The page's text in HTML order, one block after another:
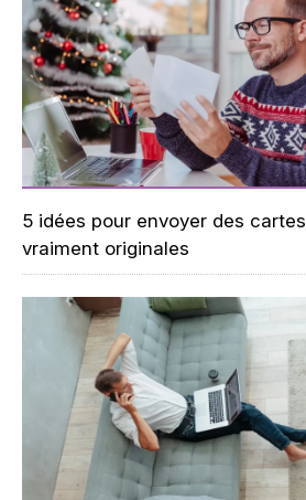
5 idées pour envoyer des
vraiment originales